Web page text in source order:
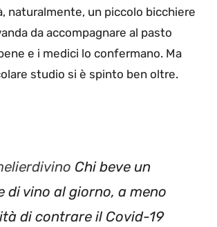
naturalmente, un piccolo bicchiere
da accompagnare al pasto
e i medici lo confermano. Ma
studio si è spinto ben oltre.
Chi beve un
di vino al giorno, a meno
di contrare il Covid-19